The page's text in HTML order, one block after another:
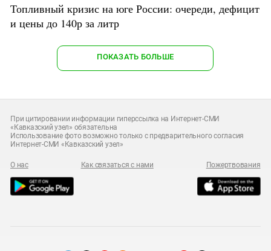
Топливный кризис на юге России: очереди, дефицит
и цены до 140р за литр
ПОКАЗАТЬ БОЛЬШЕ
При цитировании информации гиперссылка на Интернет-СМИ
«Кавказский узел» обязательна
Использование фото возможно только с предварительного согласия
Интернет-СМИ «Кавказский узел»
О нас Как связаться с нами Пожертвования